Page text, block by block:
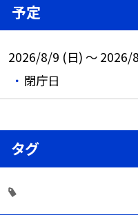
予定
2026/8/9 (日) ～ 2026/
閉庁日
タグ